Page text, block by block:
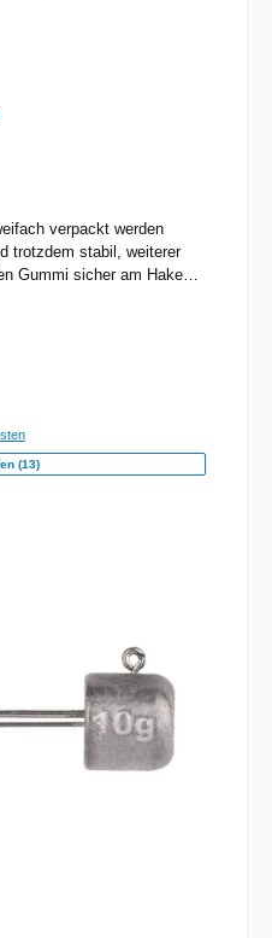
verpackt werden
trotzdem stabil, weiterer
Gummi sicher am Haken
Gummi zu fischen.
(13)